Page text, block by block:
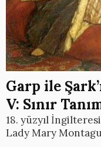
Garp ile
V: Sınır
18. yüzyıl
Lady Mary